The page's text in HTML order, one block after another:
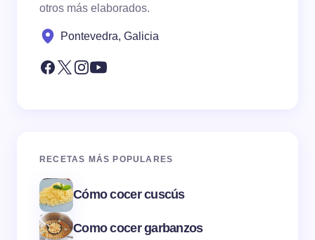
otros más elaborados.
Pontevedra, Galicia
RECETAS MÁS POPULARES
Cómo cocer cuscús
Como cocer garbanzos